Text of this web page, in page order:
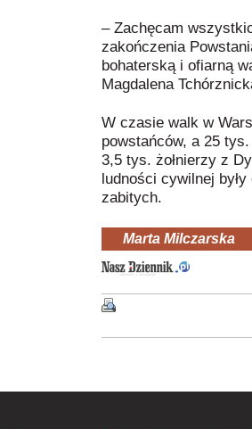
– Zachęcam
zakończenia
bohaterską i ofiarną
Magdalena
W czasie walk w
powstańców, a 25
3,5 tys. żołnierzy z
ludności cywilnej
zabitych.
Marta Milczarska